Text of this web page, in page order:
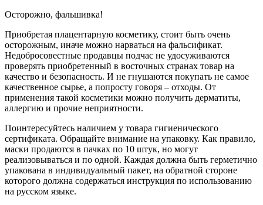
Осторожно, фальшивка!
Приобретая плацентарную косметику, стоит быть очень
осторожным, иначе можно нарваться на фальсификат.
Недобросовестные продавцы подчас не удосуживаются
проверять приобретенный в восточных странах товар на
качество и безопасность. И не гнушаются покупать не самое
качественное сырье, а попросту говоря – отходы. От
применения такой косметики можно получить дерматиты,
аллергию и прочие неприятности.
Поинтересуйтесь наличием у товара гигиенического
сертификата. Обращайте внимание на упаковку. Как правило,
маски продаются в пачках по 10 штук, но могут
реализовываться и по одной. Каждая должна быть герметично
упакована в индивидуальный пакет, на обратной стороне
которого должна содержаться инструкция по использованию
на русском языке.